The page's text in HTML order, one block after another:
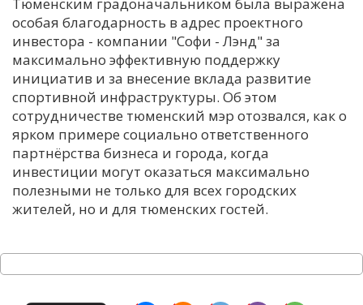
особая благодарность в адрес проектного
инвестора - компании "Софи - Лэнд" за
максимально эффективную поддержку
инициатив и за внесение вклада развитие
спортивной инфраструктуры. Об этом
сотрудничестве тюменский мэр отозвался, как о
ярком примере социально ответственного
партнёрства бизнеса и города, когда
инвестиции могут оказаться максимально
полезными не только для всех городских
жителей, но и для тюменских гостей.